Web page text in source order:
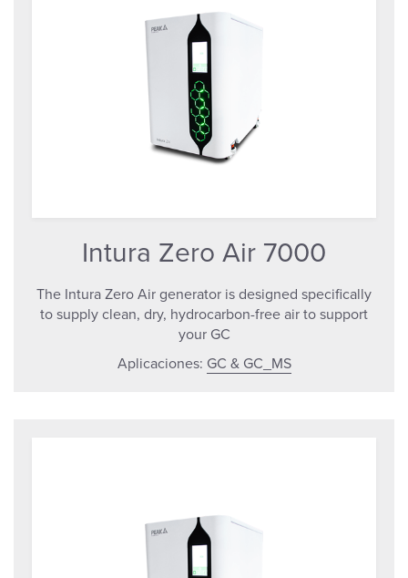
Intura Zero Air 7000
The Intura Zero Air generator is designed specifically
to supply clean, dry, hydrocarbon-free air to support
your GC
Aplicaciones: GC & GC_MS